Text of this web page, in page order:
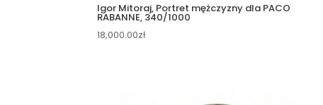
Igor Mitoraj, Portret mężczyzny dla PACO
RABANNE, 340/1000
18,000.00zł